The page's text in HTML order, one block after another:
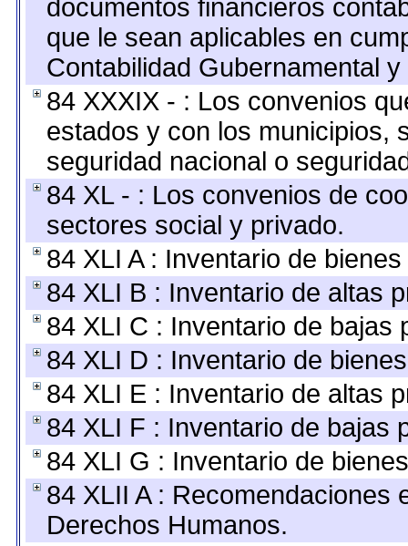
documentos financieros
que le sean aplicables en
Contabilidad Gubernamental
84 XXXIX - : Los convenios
estados y con los municipios,
seguridad nacional o
84 XL - : Los convenios de
sectores social y privado.
84 XLI A : Inventario de
84 XLI B : Inventario de altas
84 XLI C : Inventario de bajas
84 XLI D : Inventario de
84 XLI E : Inventario de altas
84 XLI F : Inventario de bajas
84 XLI G : Inventario de
84 XLII A : Recomendaciones
Derechos Humanos.